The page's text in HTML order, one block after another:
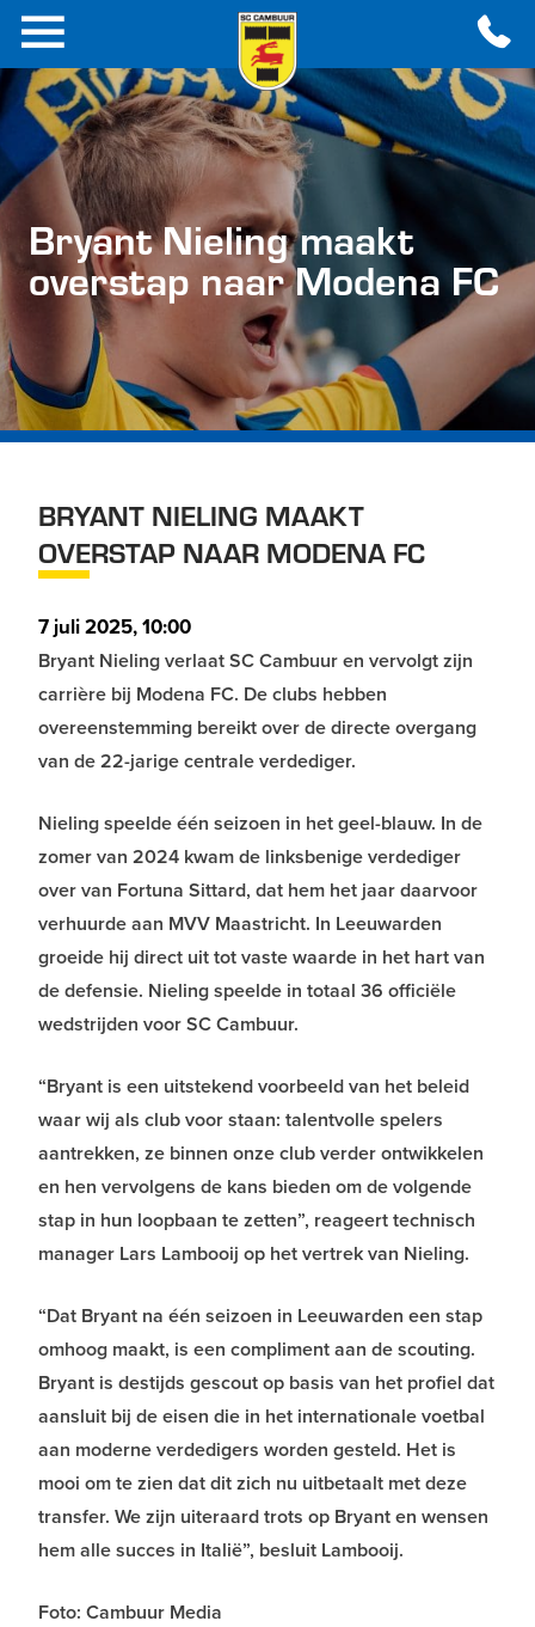
Bryant Nieling maakt
overstap naar Modena FC
BRYANT NIELING MAAKT
OVERSTAP NAAR MODENA FC
7 juli 2025, 10:00
Bryant Nieling verlaat SC Cambuur en vervolgt zijn
carrière bij Modena FC. De clubs hebben
overeenstemming bereikt over de directe overgang
van de 22-jarige centrale verdediger.
Nieling speelde één seizoen in het geel-blauw. In de
zomer van 2024 kwam de linksbenige verdediger
over van Fortuna Sittard, dat hem het jaar daarvoor
verhuurde aan MVV Maastricht. In Leeuwarden
groeide hij direct uit tot vaste waarde in het hart van
de defensie. Nieling speelde in totaal 36 officiële
wedstrijden voor SC Cambuur.
“Bryant is een uitstekend voorbeeld van het beleid
waar wij als club voor staan: talentvolle spelers
aantrekken, ze binnen onze club verder ontwikkelen
en hen vervolgens de kans bieden om de volgende
stap in hun loopbaan te zetten”, reageert technisch
manager Lars Lambooij op het vertrek van Nieling.
“Dat Bryant na één seizoen in Leeuwarden een stap
omhoog maakt, is een compliment aan de scouting.
Bryant is destijds gescout op basis van het profiel dat
aansluit bij de eisen die in het internationale voetbal
aan moderne verdedigers worden gesteld. Het is
mooi om te zien dat dit zich nu uitbetaalt met deze
transfer. We zijn uiteraard trots op Bryant en wensen
hem alle succes in Italië”, besluit Lambooij.
Foto: Cambuur Media